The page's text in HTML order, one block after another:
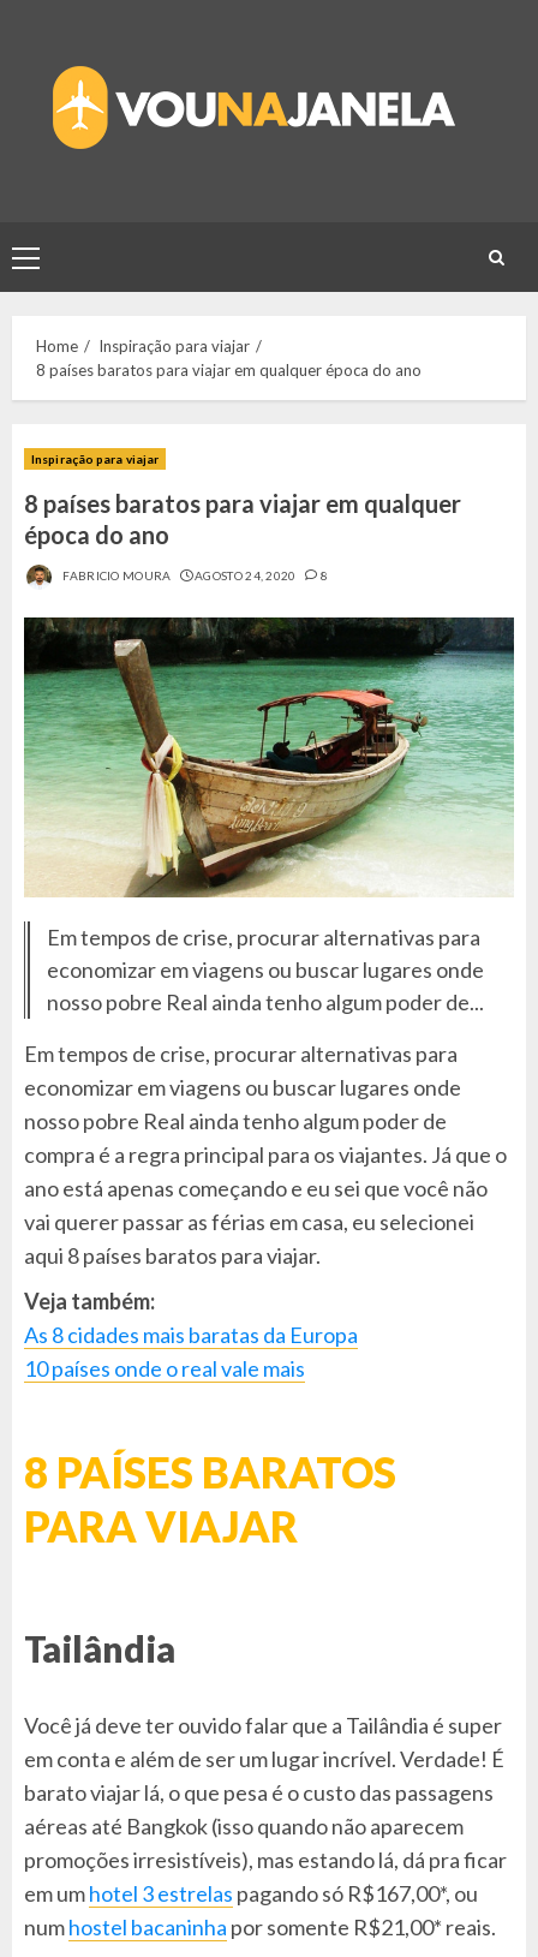
content
Primary
Menu
Home
Inspiração para viajar
8 países baratos para viajar em qualquer época do ano
Inspiração para viajar
8 países baratos para viajar em qualquer
época do ano
FABRICIO MOURA AGOSTO 24, 2020 8
Em tempos de crise, procurar alternativas para
economizar em viagens ou buscar lugares onde
nosso pobre Real ainda tenho algum poder de...
Em tempos de crise, procurar alternativas para
economizar em viagens ou buscar lugares onde
nosso pobre Real ainda tenho algum poder de
compra é a regra principal para os viajantes. Já que o
ano está apenas começando e eu sei que você não
vai querer passar as férias em casa, eu selecionei
aqui 8 países baratos para viajar.
Veja também:
As 8 cidades mais baratas da Europa
10 países onde o real vale mais
8 PAÍSES BARATOS
PARA VIAJAR
Tailândia
Você já deve ter ouvido falar que a Tailândia é super
em conta e além de ser um lugar incrível. Verdade! É
barato viajar lá, o que pesa é o custo das passagens
aéreas até Bangkok (isso quando não aparecem
promoções irresistíveis), mas estando lá, dá pra ficar
em umhotel 3 estrelas pagando só R$167,00*, ou
numhostel bacaninha por somente R$21,00* reais.